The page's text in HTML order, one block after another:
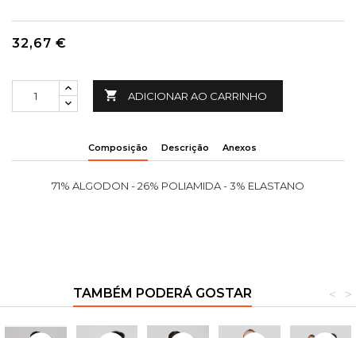
32,67 €
 ADICIONAR AO CARRINHO
Composição Descrição Anexos
71% ALGODON - 26% POLIAMIDA - 3% ELASTANO
TAMBÉM PODERÁ GOSTAR >
<